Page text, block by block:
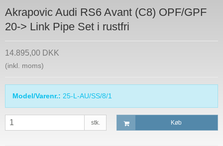
Akrapovic Audi RS6 Avant (C8) OPF/GPF
20-> Link Pipe Set i rustfri
14.895,00 DKK
(inkl. moms)
Model/Varenr.: 25-L-AU/SS/8/1
stk. Køb